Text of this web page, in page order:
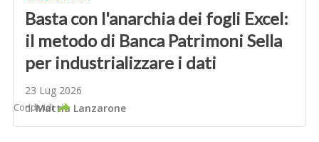
Basta con l'anarchia dei fogli Excel:
il metodo di Banca Patrimoni Sella
per industrializzare i dati
23 Lug 2026
diMattia Lanzarone
Condividi